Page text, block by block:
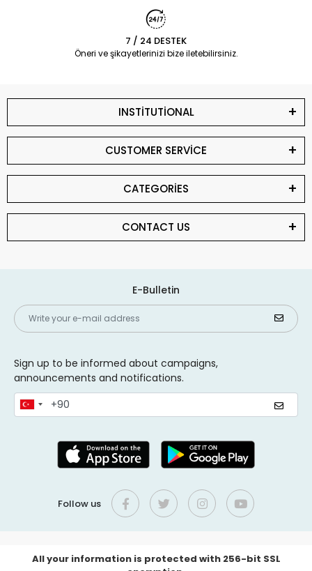
7 / 24 DESTEK
Öneri ve şikayetlerinizi bize iletebilirsiniz.
INSTİTUTİONAL
CUSTOMER SERVİCE
CATEGORİES
CONTACT US
E-Bulletin
Sign up to be informed about campaigns,
announcements and notifications.
Follow us
All your information is protected with 256-bit SSL